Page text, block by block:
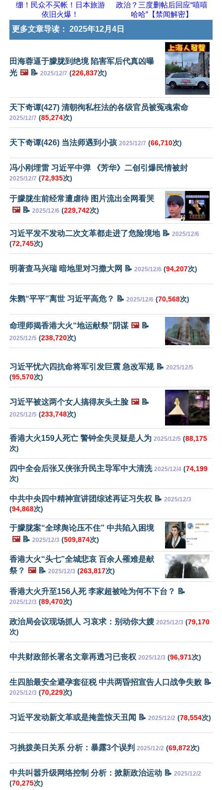
绷！民众不买帐！日本旅游
依旧火爆！
政治？三度删帖后回应“嘻嘻
哈哈”【禁闻解密】
更多文章导读： 2025年12月4日
田海蓉逼于朦胧到绝境 陷害军后代真凶曝
光 🖼️📝 2025/12/7 (226,837次)
天下奇谭(427) 清朝徇私枉法的各级官员被冤魂索命
2025/12/7 (85,274次)
天下奇谭(426) 当法师遇到小孩 2025/12/7 (66,710次)
冯小刚埋雷 习近平中弹 《芳华》二创引爆民情被封
2025/12/7 (72,935次)
于朦胧生前经常遭虐待 图片流出全网看哭
🖼️📝 2025/12/6 (229,742次)
习近平发不发动二次文革都走进了危险境地 📝 2025/12/6
(72,745次)
明著查马兴瑞 暗地里对习撒大网 📝 2025/12/6 (94,207次)
朱鹮“平平”离世 习近平高危？ 📝 2025/12/6 (70,568次)
命理师揭香港大火“地运献祭”阴谋 🖼️📝
2025/12/5 (238,720次)
习近平忧六四抗命将军引发巨震 急改军规 📝 2025/12/5
(95,570次)
习近平被这两个女人搞得灰头土脸 🖼️📝
2025/12/5 (233,748次)
香港大火159人死亡 警钟全失灵疑是人为 2025/12/5 (88,175
次)
四中全会后张又侠张升民主导军中大清洗 2025/12/4 (74,199
次)
中共中央四中精神宣讲团综述再证习失权 📝 2025/12/3
(94,868次)
于朦胧案“全球舆论压不住” 中共陷入困境
🖼️📝 2025/12/3 (509,874次)
香港大火“头七”全城悲哀 百余人罹难是献
祭？ 🖼️📝 2025/12/3 (263,817次)
香港大火升至156人死 李家超被呛为何不下台？ 📝
2025/12/3 (89,470次)
政治局会议现场抓人 习哀求：别动你大嫂 2025/12/3 (79,170
次)
中共财政部长署名文章再透习已丧权 2025/12/3 (96,971次)
生四胎最安全避孕套征税 中共两昏招宣告人口战争失败 📝
2025/12/3 (70,229次)
习近平发动新文革或是掩盖惊天丑闻 📝 2025/12/2 (78,554次)
习挑拨美日关系 分析：暴露3个误判 2025/12/2 (69,872次)
中共叫嚣升级网络控制 分析：掀新政治运动 📝 2025/12/2
(70,275次)